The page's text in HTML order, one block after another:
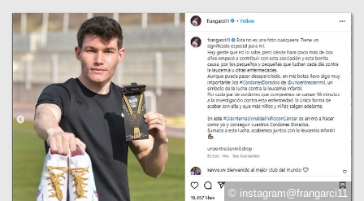
LIGA PRANCIS
LIGA EUROPA
© instagram@frangarci11